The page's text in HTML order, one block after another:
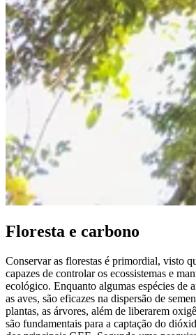
Floresta e carbono
Conservar as florestas é primordial, visto
capazes de controlar os ecossistemas e
ecológico. Enquanto algumas espécies de
as aves, são eficazes na dispersão de
plantas, as árvores, além de liberarem
são fundamentais para a captação do